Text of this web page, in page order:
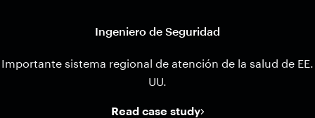
Ingeniero de Seguridad
Importante sistema regional de atención de la salud de EE.
UU.
Read case study